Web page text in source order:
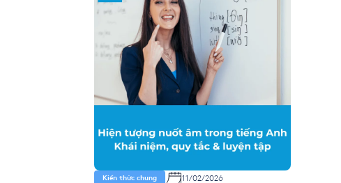
dễ đạt điểm cao. […]
Kiến thức chung 11/02/2026